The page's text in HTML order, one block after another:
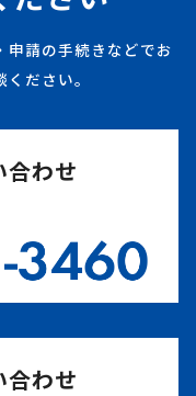
申請の手続きなどでお
ださい。
合わせ
合わせ